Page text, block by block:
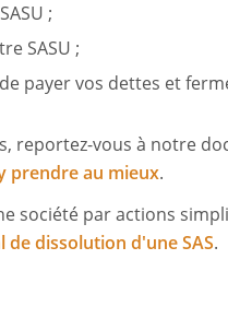
;
SASU ;
payer vos dettes et
reportez-vous à notre
prendre au mieux.
société par actions
de dissolution d'une SAS.